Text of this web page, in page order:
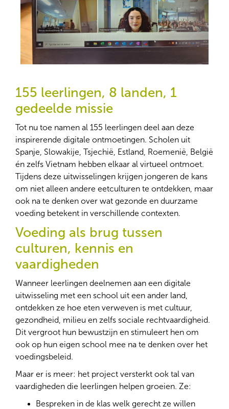
155 leerlingen, 8 landen, 1
gedeelde missie
Tot nu toe namen al 155 leerlingen deel aan deze
inspirerende digitale ontmoetingen. Scholen uit
Spanje, Slowakije, Tsjechië, Estland, Roemenië, België
én zelfs Vietnam hebben elkaar al virtueel ontmoet.
Tijdens deze uitwisselingen krijgen jongeren de kans
om niet alleen andere eetculturen te ontdekken, maar
ook na te denken over wat gezonde en duurzame
voeding betekent in verschillende contexten.
Voeding als brug tussen
culturen, kennis en
vaardigheden
Wanneer leerlingen deelnemen aan een digitale
uitwisseling met een school uit een ander land,
ontdekken ze hoe eten verweven is met cultuur,
gezondheid, milieu en zelfs sociale rechtvaardigheid.
Dit vergroot hun bewustzijn en stimuleert hen om
ook op hun eigen school mee na te denken over het
voedingsbeleid.
Maar er is meer: het project versterkt ook tal van
vaardigheden die leerlingen helpen groeien. Ze:
Bespreken in de klas welk gerecht ze willen